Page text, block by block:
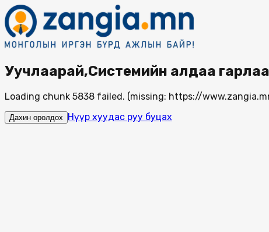
Уучлаарай,Системийн алдаа
Loading chunk 5838 failed. (missing: https://
Дахин оролдох Нүүр хуудас руу буцах